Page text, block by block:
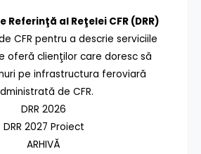
Referinţă al Reţelei CFR (DRR)
CFR pentru a descrie serviciile
oferă clienţilor care doresc să
pe infrastructura feroviară
de CFR.
DRR 2026
DRR 2027 Proiect
ARHIVĂ